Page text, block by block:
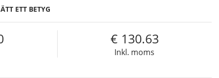
ETT BETYG
Inkl. moms
130.63